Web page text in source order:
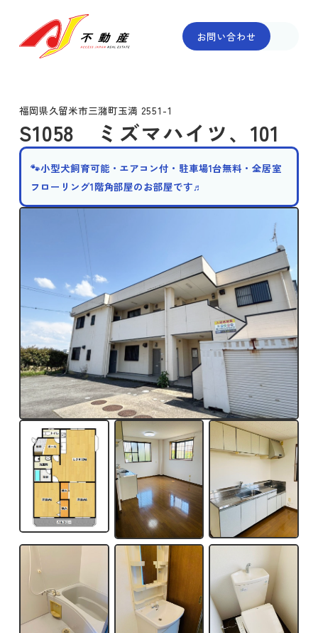
お問い合わせ
福岡県久留米市三潴町玉満 2551-1
S1058 ミズマハイツ、101
🐾小型犬飼育可能・エアコン付・駐車場1台無料・全居室
フローリング1階角部屋のお部屋です♬